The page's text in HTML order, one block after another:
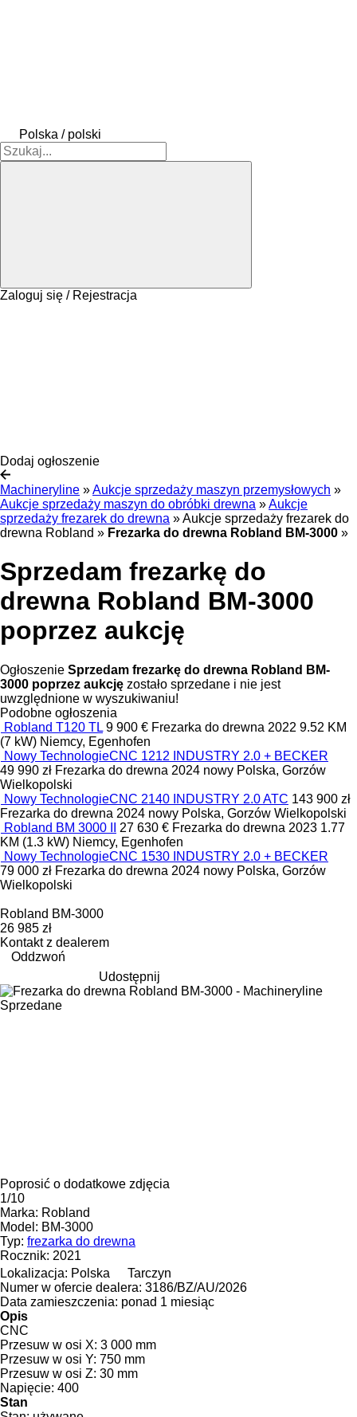
Polska / polski
Zaloguj się / Rejestracja
Dodaj ogłoszenie
Machineryline »Aukcje sprzedaży maszyn przemysłowych »
Aukcje sprzedaży maszyn do obróbki drewna »Aukcje
sprzedaży frezarek do drewna »Aukcje sprzedaży frezarek do
drewna Robland » Frezarka do drewna Robland BM-3000 »
Sprzedam frezarkę do
drewna Robland BM-3000
poprzez aukcję
Ogłoszenie Sprzedam frezarkę do drewna Robland BM-
3000 poprzez aukcję zostało sprzedane i nie jest
uwzględnione w wyszukiwaniu!
Podobne ogłoszenia
Robland T120 TL 9 900 € Frezarka do drewna 2022 9.52 KM
(7 kW) Niemcy, Egenhofen
Nowy TechnologieCNC 1212 INDUSTRY 2.0 + BECKER
49 990 zł Frezarka do drewna 2024 nowy Polska, Gorzów
Wielkopolski
Nowy TechnologieCNC 2140 INDUSTRY 2.0 ATC 143 900 zł
Frezarka do drewna 2024 nowy Polska, Gorzów Wielkopolski
Robland BM 3000 II
27 630 € Frezarka do drewna 2023 1.77
KM (1.3 kW) Niemcy, Egenhofen
Nowy TechnologieCNC 1530 INDUSTRY 2.0 + BECKER
79 000 zł Frezarka do drewna 2024 nowy Polska, Gorzów
Wielkopolski
Robland BM-3000
26 985 zł
Kontakt z dealerem
Oddzwoń
Udostępnij
Sprzedane
Poprosić o dodatkowe zdjęcia
1/10
Marka: Robland
Model: BM-3000
Typ: frezarka do drewna
Rocznik: 2021
Lokalizacja: Polska
Tarczyn
Numer w ofercie dealera: 3186/BZ/AU/2026
Data zamieszczenia: ponad 1 miesiąc
Opis
CNC
Przesuw w osi X: 3 000 mm
Przesuw w osi Y: 750 mm
Przesuw w osi Z: 30 mm
Napięcie: 400
Stan